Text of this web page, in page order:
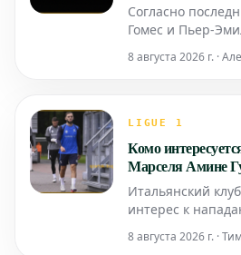
Согласно
Гомес и Пьер-
английской
английского
8 августа 2026 г. ·
LIGUE 1
Комо
Марселя Амине
Итальянский
интерес к
форвард,
8 августа 2026 г. ·